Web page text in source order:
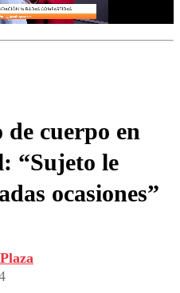
cuerpo en
“Sujeto le
ocasiones”